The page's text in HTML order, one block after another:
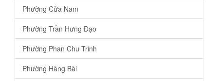
Phường Cửa Nam
Phường Trần Hưng Đạo
Phường Phan Chu Trinh
Phường Hàng Bài